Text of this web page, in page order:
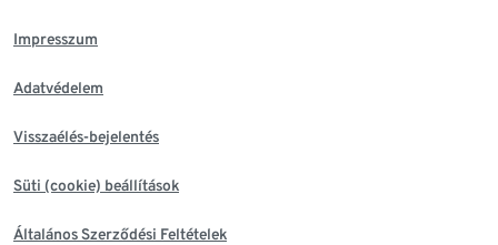
Impresszum
Adatvédelem
Visszaélés-bejelentés
Süti (cookie) beállítások
Általános Szerződési Feltételek